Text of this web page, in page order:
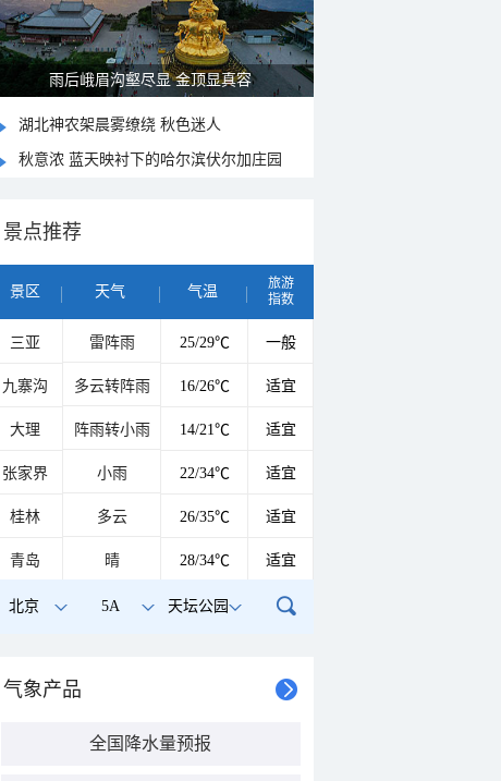
雨后峨眉沟壑尽显 金顶显真容
湖北神农架晨雾缭绕 秋色迷人
秋意浓 蓝天映衬下的哈尔滨伏尔加庄园
景点推荐
景区 天气 气温
旅游
指数
三亚 雷阵雨 25/29℃ 一般
九寨沟 多云转阵雨 16/26℃ 适宜
大理 阵雨转小雨 14/21℃ 适宜
张家界 小雨 22/34℃ 适宜
桂林 多云 26/35℃ 适宜
青岛 晴 28/34℃ 适宜
北京 5A 天坛公园
气象产品
全国降水量预报